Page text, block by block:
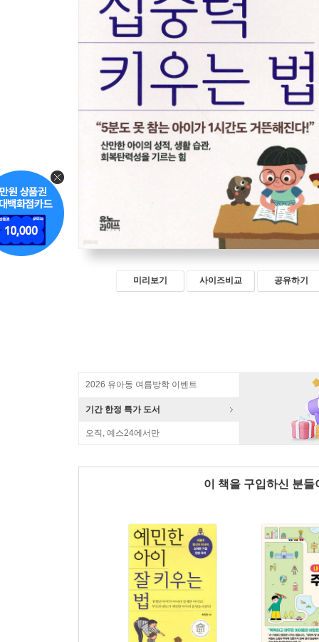
미리보기 사이즈비교 공유하기
2026 유아동 여름방학 이벤트
기간 한정 특가 도서
오직, 예스24에서만
이 책을 구입하신 분